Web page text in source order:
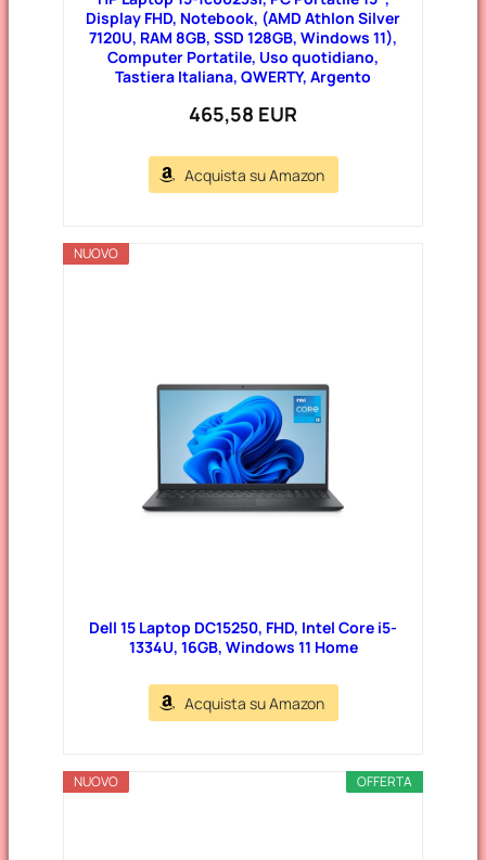
Display FHD, Notebook, (AMD Athlon Silver
7120U, RAM 8GB, SSD 128GB, Windows 11),
Computer Portatile, Uso quotidiano,
Tastiera Italiana, QWERTY, Argento
465,58 EUR
Acquista su Amazon
NUOVO
Dell 15 Laptop DC15250, FHD, Intel Core i5-
1334U, 16GB, Windows 11 Home
Acquista su Amazon
OFFERTA
NUOVO